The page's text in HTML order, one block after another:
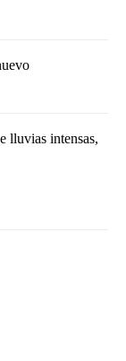
lluvias intensas,